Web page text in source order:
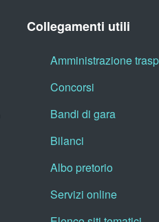
Collegamenti utili
Amministrazione
Concorsi
Bandi di gara
Bilanci
Albo pretorio
Servizi online